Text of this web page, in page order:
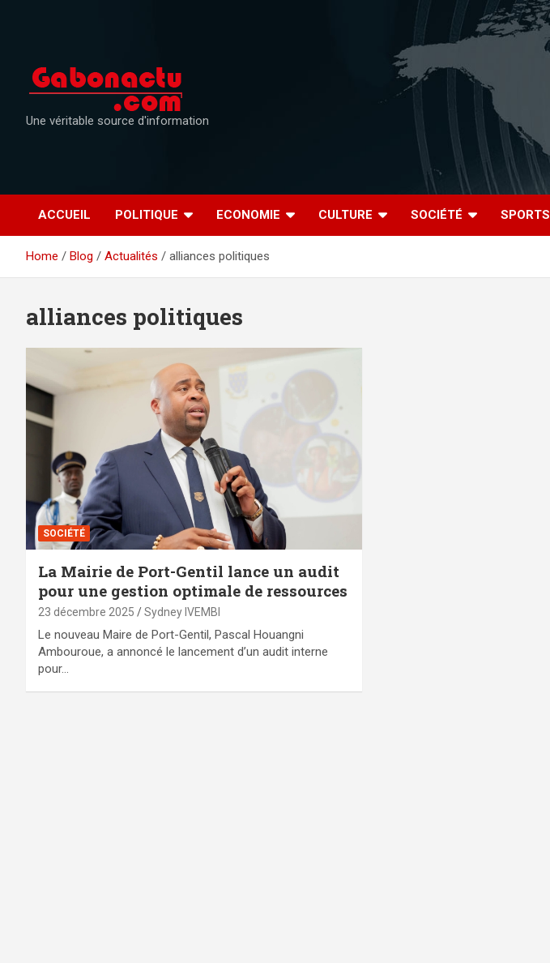
Une véritable source d'information
ACCUEIL POLITIQUE ECONOMIE CULTURE SOCIÉTÉ SPORTS
Home Blog Actualités alliances politiques
alliances politiques
SOCIÉTÉ
La Mairie de Port-Gentil lance un audit
pour une gestion optimale de ressources
23 décembre 2025 Sydney IVEMBI
Le nouveau Maire de Port-Gentil, Pascal Houangni
Ambouroue, a annoncé le lancement d’un audit interne
pour…